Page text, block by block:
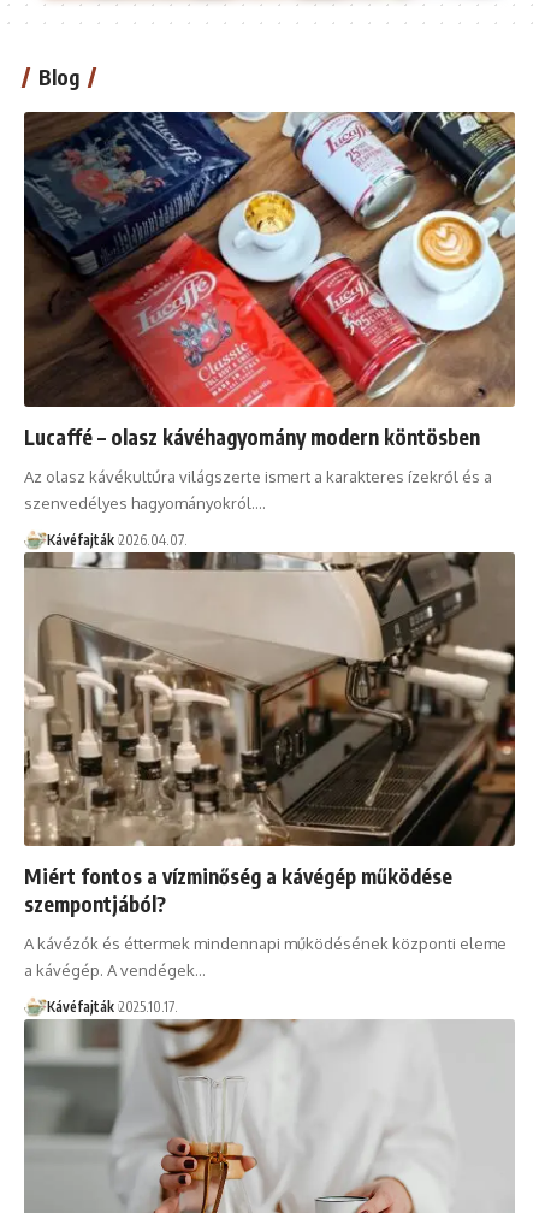
Blog
Lucaffé – olasz kávéhagyomány modern köntösben
Az olasz kávékultúra világszerte ismert a karakteres ízekről és a
szenvedélyes hagyományokról.…
Kávéfajták 2026.04.07.
Miért fontos a vízminőség a kávégép működése
szempontjából?
A kávézók és éttermek mindennapi működésének központi eleme
a kávégép. A vendégek…
Kávéfajták 2025.10.17.